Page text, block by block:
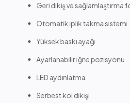
Geri dikiş ve sağlamlaştırma
Otomatik iplik takma sistemi
Yüksek baskı ayağı
Ayarlanabilir iğne pozisyonu
LED aydınlatma
Serbest kol dikişi